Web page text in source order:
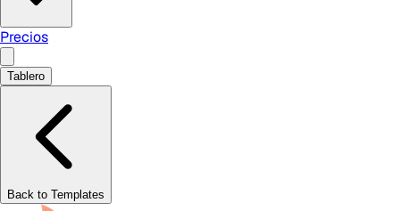
Precios
Tablero
Back to Templates